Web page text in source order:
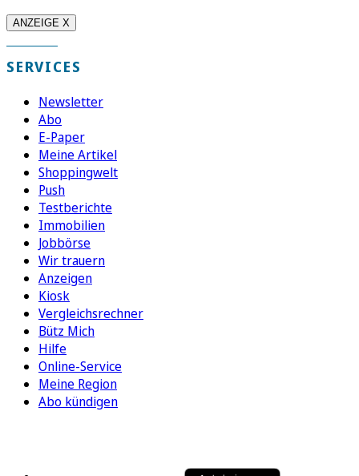
ANZEIGE X
SERVICES
Newsletter
Abo
E-Paper
Meine Artikel
Shoppingwelt
Push
Testberichte
Immobilien
Jobbörse
Wir trauern
Anzeigen
Kiosk
Vergleichsrechner
Bütz Mich
Hilfe
Online-Service
Meine Region
Abo kündigen